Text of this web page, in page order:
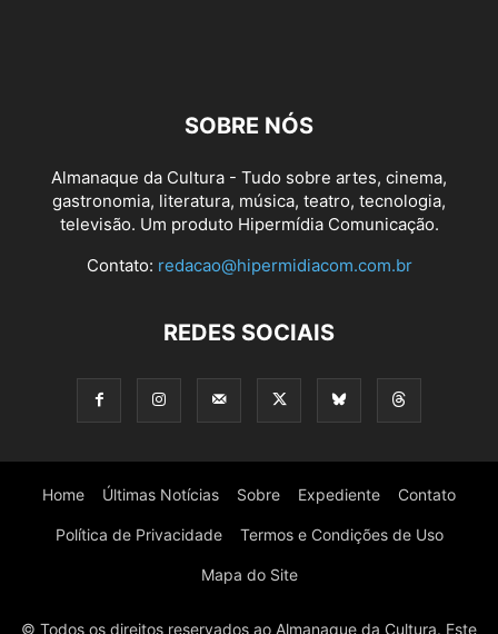
SOBRE NÓS
Almanaque da Cultura - Tudo sobre artes, cinema,
gastronomia, literatura, música, teatro, tecnologia,
televisão. Um produto Hipermídia Comunicação.
Contato: redacao@hipermidiacom.com.br
REDES SOCIAIS
Home Últimas Notícias Sobre Expediente Contato
Política de Privacidade Termos e Condições de Uso
Mapa do Site
© Todos os direitos reservados ao Almanaque da Cultura. Este